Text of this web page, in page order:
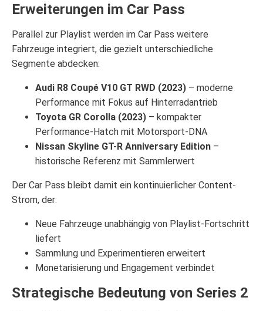
Erweiterungen im Car Pass
Parallel zur Playlist werden im Car Pass weitere
Fahrzeuge integriert, die gezielt unterschiedliche
Segmente abdecken:
Audi R8 Coupé V10 GT RWD (2023) – moderne
Performance mit Fokus auf Hinterradantrieb
Toyota GR Corolla (2023) – kompakter
Performance-Hatch mit Motorsport-DNA
Nissan Skyline GT-R Anniversary Edition –
historische Referenz mit Sammlerwert
Der Car Pass bleibt damit ein kontinuierlicher Content-
Strom, der:
Neue Fahrzeuge unabhängig von Playlist-Fortschritt
liefert
Sammlung und Experimentieren erweitert
Monetarisierung und Engagement verbindet
Strategische Bedeutung von Series 2